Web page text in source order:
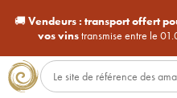
🚚Vendeurs : transport offert
vos vinstransmise entre le